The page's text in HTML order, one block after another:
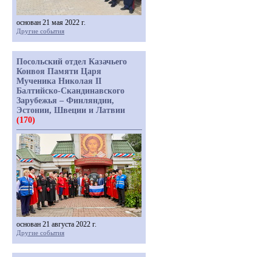
основан 21 мая 2022 г.
Другие события
Посольский отдел Казачьего
Конвоя Памяти Царя
Мученика Николая II
Балтийско-Скандинавского
Зарубежья – Финляндии,
Эстонии, Швеции и Латвии
(170)
основан 21 августа 2022 г.
Другие события